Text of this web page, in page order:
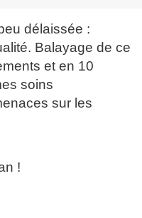
délaissée :
Balayage de ce
et en 10
soins
sur les
!